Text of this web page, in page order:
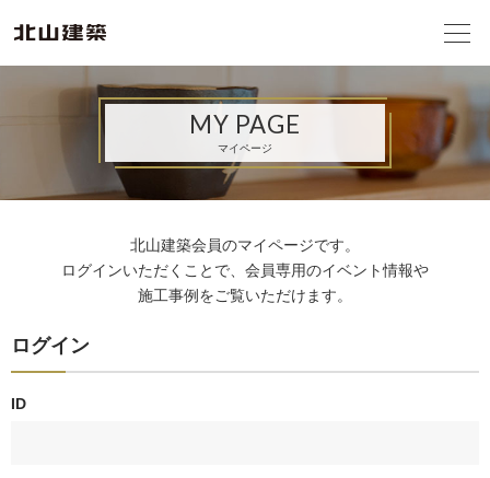
MY PAGE
マイページ
北山建築会員のマイページです。
ログインいただくことで、会員専用のイベント情報や
施工事例をご覧いただけます。
ログイン
ID